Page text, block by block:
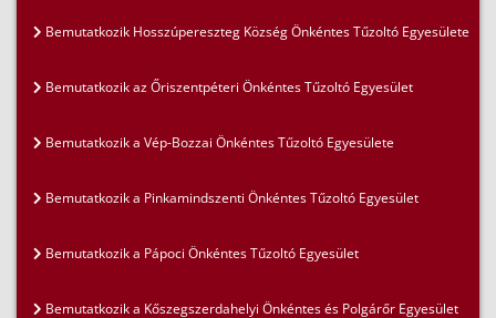
Bemutatkozik Hosszúpereszteg Község Önkéntes Tűzoltó Egyesülete
Bemutatkozik az Őriszentpéteri Önkéntes Tűzoltó Egyesület
Bemutatkozik a Vép-Bozzai Önkéntes Tűzoltó Egyesülete
Bemutatkozik a Pinkamindszenti Önkéntes Tűzoltó Egyesület
Bemutatkozik a Pápoci Önkéntes Tűzoltó Egyesület
Bemutatkozik a Kőszegszerdahelyi Önkéntes és Polgárőr Egyesület